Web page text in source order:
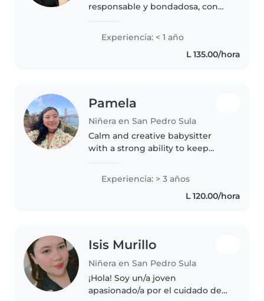
responsable y bondadosa, con
esto, tengo una hija pequeña de
la que me encargo, así que estoy
Experiencia: < 1 año
L 135.00/hora
Pamela
Niñera en San Pedro Sula
Calm and creative babysitter
with a strong ability to keep
age-appropriate activities.
Known for being caring, patient,
and attentive to each child's..
Experiencia: > 3 años
L 120.00/hora
Isis Murillo
Niñera en San Pedro Sula
¡Hola! Soy un/a joven
apasionado/a por el cuidado de